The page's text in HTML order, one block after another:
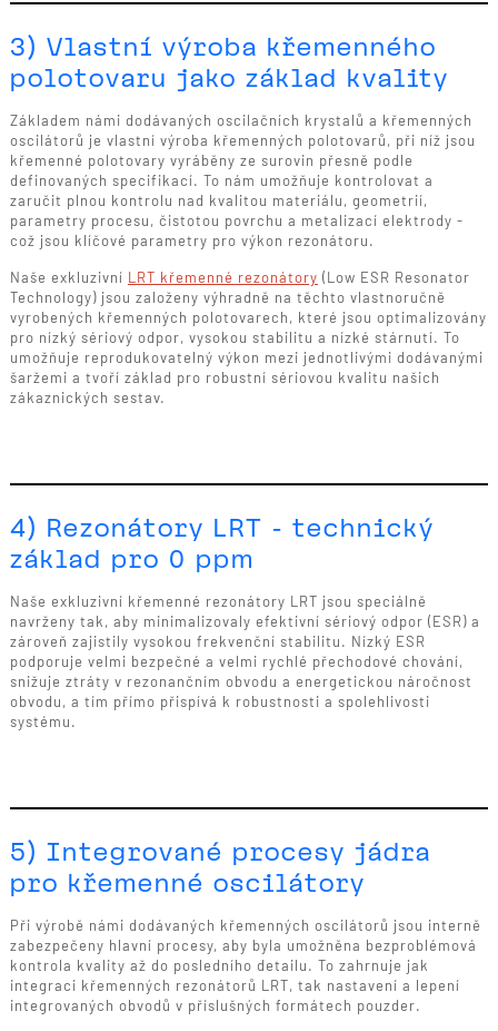
3) Vlastní výroba křemenného
polotovaru jako základ kvality
Základem námi dodávaných oscilačních krystalů a křemenných
oscilátorů je vlastní výroba křemenných polotovarů, při níž jsou
křemenné polotovary vyráběny ze surovin přesně podle
definovaných specifikací. To nám umožňuje kontrolovat a
zaručit plnou kontrolu nad kvalitou materiálu, geometrií,
parametry procesu, čistotou povrchu a metalizací elektrody -
což jsou klíčové parametry pro výkon rezonátoru.
Naše exkluzivní LRT křemenné rezonátory (Low ESR Resonator
Technology) jsou založeny výhradně na těchto vlastnoručně
vyrobených křemenných polotovarech, které jsou optimalizovány
pro nízký sériový odpor, vysokou stabilitu a nízké stárnutí. To
umožňuje reprodukovatelný výkon mezi jednotlivými dodávanými
šaržemi a tvoří základ pro robustní sériovou kvalitu našich
zákaznických sestav.
4) Rezonátory LRT - technický
základ pro 0 ppm
Naše exkluzivní křemenné rezonátory LRT jsou speciálně
navrženy tak, aby minimalizovaly efektivní sériový odpor (ESR) a
zároveň zajistily vysokou frekvenční stabilitu. Nízký ESR
podporuje velmi bezpečné a velmi rychlé přechodové chování,
snižuje ztráty v rezonančním obvodu a energetickou náročnost
obvodu, a tím přímo přispívá k robustnosti a spolehlivosti
systému.
5) Integrované procesy jádra
pro křemenné oscilátory
Při výrobě námi dodávaných křemenných oscilátorů jsou interně
zabezpečeny hlavní procesy, aby byla umožněna bezproblémová
kontrola kvality až do posledního detailu. To zahrnuje jak
integraci křemenných rezonátorů LRT, tak nastavení a lepení
integrovaných obvodů v příslušných formátech pouzder.